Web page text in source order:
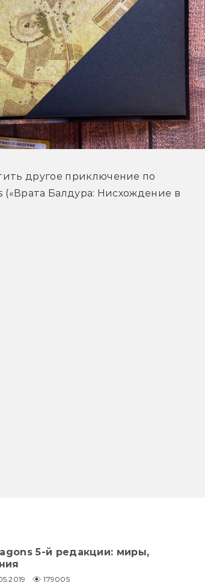
другое приключение по
(«Врата Балдура: Нисхождение в
5-й редакции: миры,
179005